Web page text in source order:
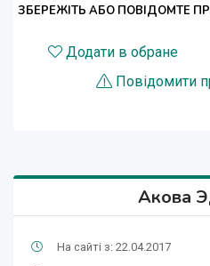
ЗБЕРЕЖІТЬ АБО ПОВІДОМТЕ
Додати в обране
Повідомити
Акова
На сайті з: 22.04.2017